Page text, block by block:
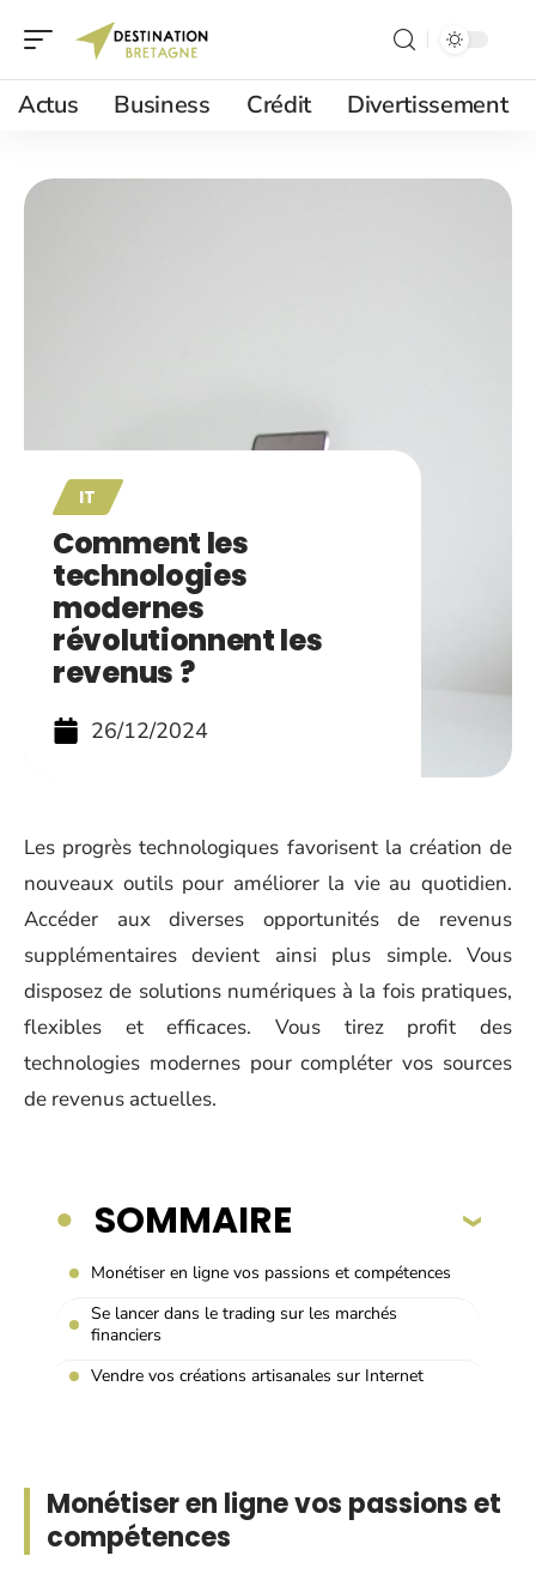
Actus Business Crédit Divertissement
IT
Comment les
technologies
modernes
révolutionnent les
revenus ?
26/12/2024
Les progrès technologiques favorisent la création de
nouveaux outils pour améliorer la vie au quotidien.
Accéder aux diverses opportunités de revenus
supplémentaires devient ainsi plus simple. Vous
disposez de solutions numériques à la fois pratiques,
flexibles et efficaces. Vous tirez profit des
technologies modernes pour compléter vos sources
de revenus actuelles.
SOMMAIRE
Monétiser en ligne vos passions et compétences
Se lancer dans le trading sur les marchés
financiers
Vendre vos créations artisanales sur Internet
Monétiser en ligne vos passions et
compétences